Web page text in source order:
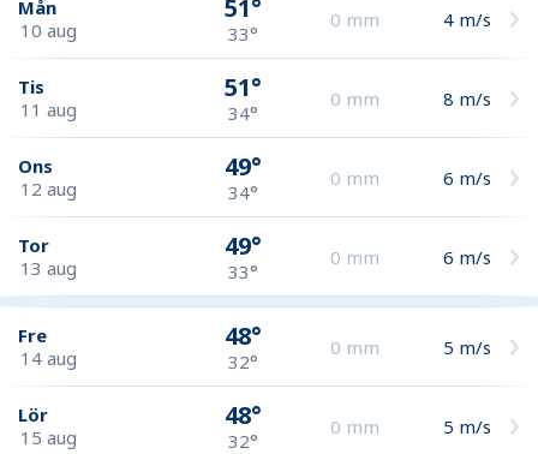
Mån
10 aug
51°
33°
0 mm 4 m/s
Tis
11 aug
51°
34°
0 mm 8 m/s
Ons
12 aug
49°
34°
0 mm 6 m/s
Tor
13 aug
49°
33°
0 mm 6 m/s
Fre
14 aug
48°
32°
0 mm 5 m/s
Lör
15 aug
48°
32°
0 mm 5 m/s